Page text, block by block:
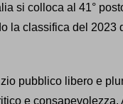
si colloca al 41°
la classifica del 2023
pubblico libero e
e consapevolezza.